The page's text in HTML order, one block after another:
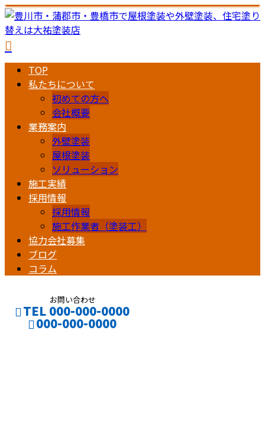
TOP
私たちについて
初めての方へ
会社概要
業務案内
外壁塗装
屋根塗装
ソリューション
施工実績
採用情報
採用情報
施工作業者（塗装工）
協力会社募集
ブログ
コラム
お問い合わせ
TEL 000-000-0000
000-000-0000